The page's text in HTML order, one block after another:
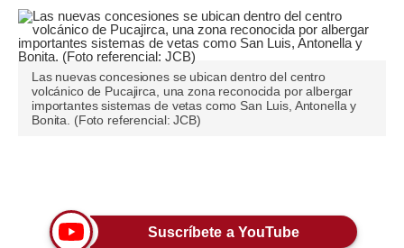
Editorial
Pregunta de hoy
Blogs
Viajes
Moda
Las nuevas concesiones se ubican dentro del centro
volcánico de Pucajirca, una zona reconocida por albergar
importantes sistemas de vetas como San Luis, Antonella y
Bonita. (Foto referencial: JCB)
Suscríbete a YouTube